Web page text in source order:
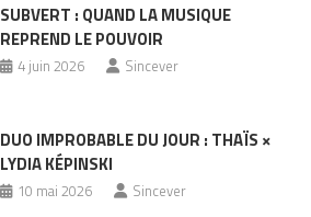
SUBVERT : QUAND LA MUSIQUE
REPREND LE POUVOIR
4 juin 2026 Sincever
DUO IMPROBABLE DU JOUR : THAÏS ×
LYDIA KÉPINSKI
10 mai 2026 Sincever